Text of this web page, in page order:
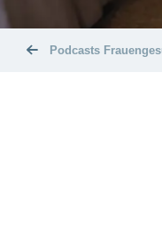
Podcasts